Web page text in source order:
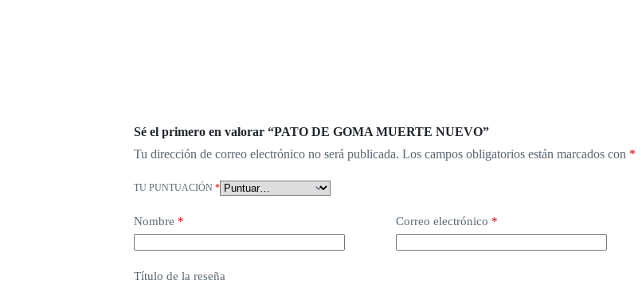
Sé el primero en valorar “PATO DE GOMA MUERTE NUEVO”
Tu dirección de correo electrónico no será publicada. Los campos obligatorios están marcados con *
TU PUNTUACIÓN *
Nombre * Correo electrónico *
Título de la reseña